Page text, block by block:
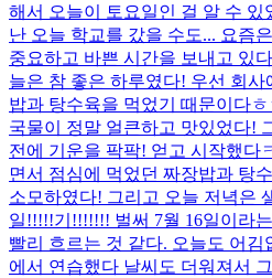
해서 오늘이 토요일인 걸 알 수 있
난 오늘 학교를 갔을 수도... 요즘
중요하고 바쁜 시간을 보내고 있
늘은 참 좋은 하루였다! 우선 회
밥과 탕수육을 먹었기 때문이다
국물이 정말 얼큰하고 맛있었다!
전에 기운을 팍팍! 얻고 시작했다
면서 점심에 먹었던 짜장밥과 탕
소모하였다! 그리고 오늘 저녁은
일!!!!!기!!!!!!! 벌써 7월 16일이라
빨리 흐르는 것 같다. 오늘도 어김
에서 연습했다 날씨도 더워져서